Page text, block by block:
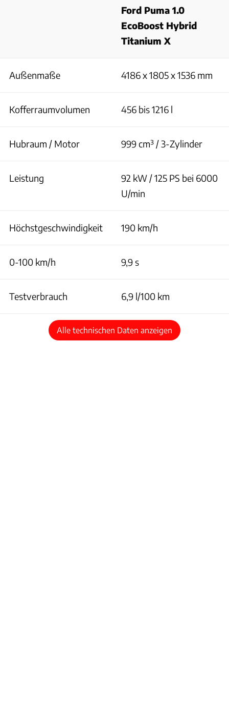
Ford Puma 1.0
EcoBoost Hybrid
Titanium X
Außenmaße 4186 x 1805 x 1536 mm
Kofferraumvolumen 456 bis 1216 l
Hubraum / Motor 999 cm³ / 3-Zylinder
Leistung
92 kW / 125 PS bei 6000
U/min
Höchstgeschwindigkeit 190 km/h
0-100 km/h 9,9 s
Testverbrauch 6,9 l/100 km
Alle technischen Daten anzeigen